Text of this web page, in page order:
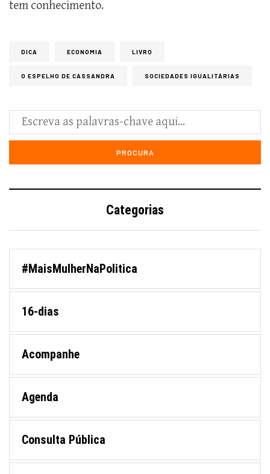
tem conhecimento.
DICA ECONOMIA LIVRO
O ESPELHO DE CASSANDRA SOCIEDADES IGUALITÁRIAS
Categorias
#MaisMulherNaPolitica
16-dias
Acompanhe
Agenda
Consulta Pública